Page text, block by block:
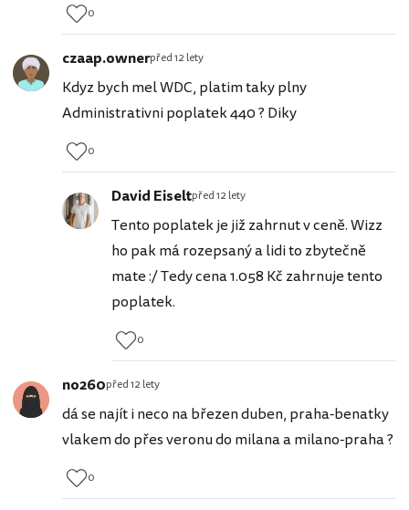
0
czaap.ownerpřed 12 lety
Kdyz bych mel WDC, platim taky plny
Administrativni poplatek 440 ? Diky
0
David Eiseltpřed 12 lety
Tento poplatek je již zahrnut v ceně. Wizz
ho pak má rozepsaný a lidi to zbytečně
mate :/ Tedy cena 1.058 Kč zahrnuje tento
poplatek.
0
no260před 12 lety
dá se najít i neco na březen duben, praha-benatky
vlakem do přes veronu do milana a milano-praha ?
0